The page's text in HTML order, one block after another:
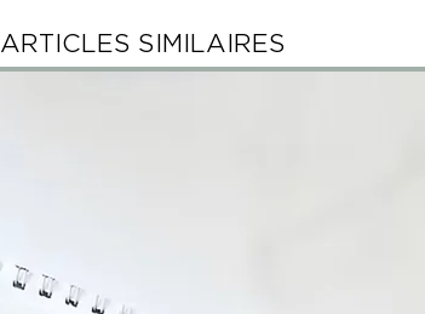
ARTICLES SIMILAIRES